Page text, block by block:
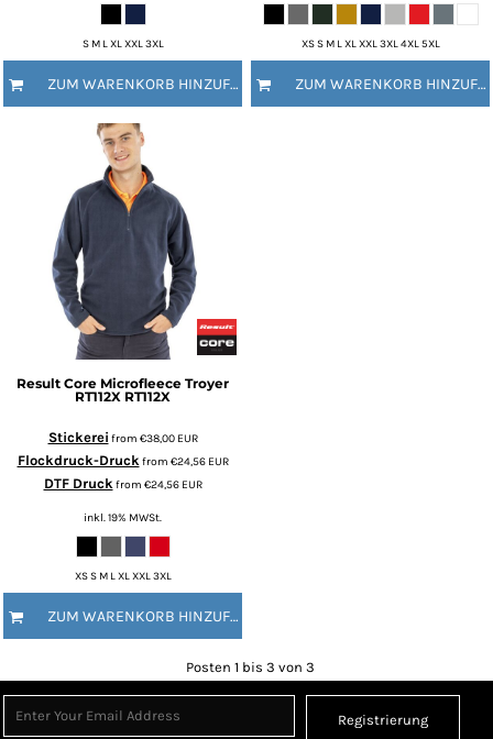
S M L XL XXL 3XL
ZUM WARENKORB HINZUFÜGEN
XS S M L XL XXL 3XL 4XL 5XL
ZUM WARENKORB HINZUFÜGEN
Result Core Microfleece Troyer
RT112X RT112X
Stickerei from €38,00 EUR
Flockdruck-Druckfrom €24,56 EUR
DTF Druckfrom €24,56 EUR
inkl. 19% MWSt.
XS S M L XL XXL 3XL
ZUM WARENKORB HINZUFÜGEN
Posten 1 bis 3 von 3
Registrierung